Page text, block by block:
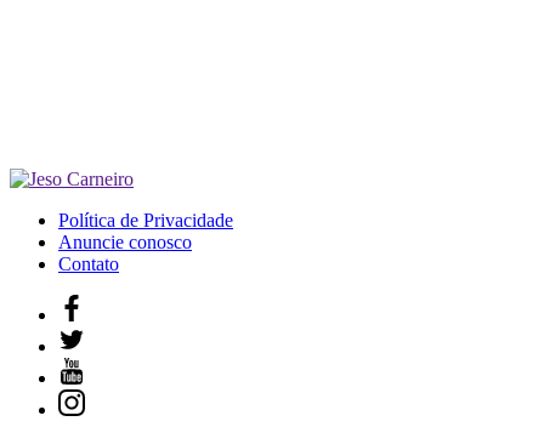
Política de Privacidade
Anuncie conosco
Contato